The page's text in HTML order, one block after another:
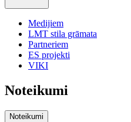
Medijiem
LMT stila grāmata
Partneriem
ES projekti
VIKI
Noteikumi
Noteikumi